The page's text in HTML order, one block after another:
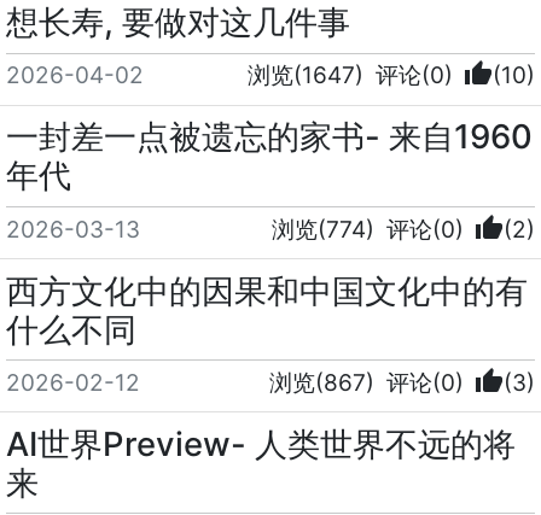
想长寿, 要做对这几件事
2026-04-02 浏览(1647) 评论(0) thumb_up(10)
一封差一点被遗忘的家书- 来自1960
年代
2026-03-13 浏览(774) 评论(0) thumb_up(2)
西方文化中的因果和中国文化中的有
什么不同
2026-02-12 浏览(867) 评论(0) thumb_up(3)
AI世界Preview- 人类世界不远的将
来